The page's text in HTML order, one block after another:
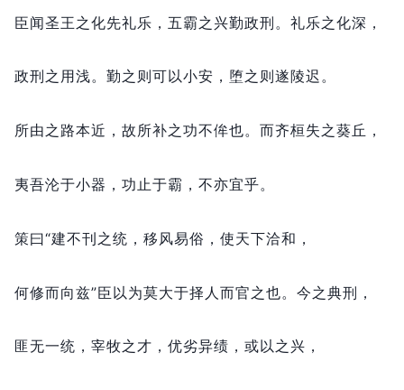
臣闻圣王之化先礼乐， 五霸之兴勤政刑。 礼乐之化深，
政刑之用浅。 勤之则可以小安， 堕之则遂陵迟。
所由之路本近， 故所补之功不侔也。 而齐桓失之葵丘，
夷吾沦于小器， 功止于霸， 不亦宜乎。
策曰“建不刊之统， 移风易俗， 使天下洽和，
何修而向兹”臣以为莫大于择人而官之也。 今之典刑，
匪无一统， 宰牧之才， 优劣异绩， 或以之兴，